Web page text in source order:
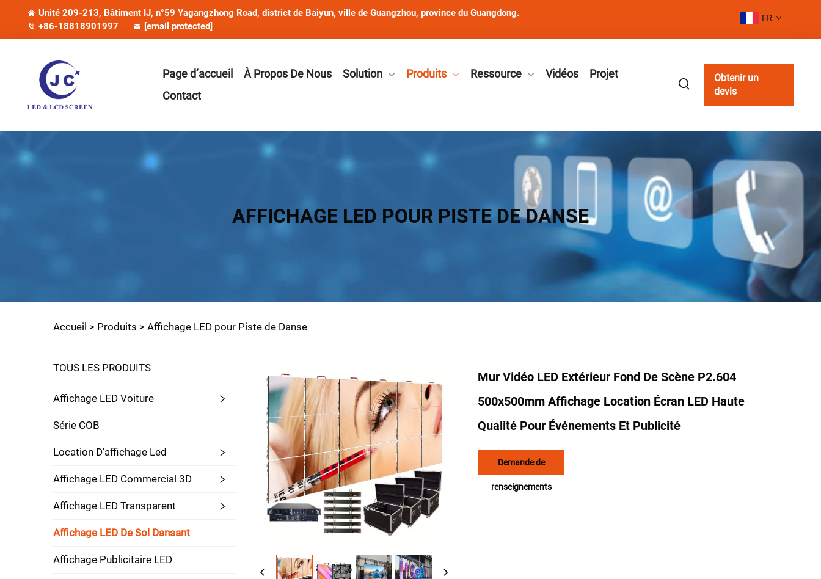
Unité 209-213, Bâtiment IJ, n°59 Yagangzhong Road, district de Baiyun, ville de Guangzhou, province du Guangdong.
+86-18818901997
[email protected]
FR
Page d’accueil À Propos De Nous Solution Produits Ressource Vidéos
Projet
Contact
Obtenir un
devis
AFFICHAGE LED POUR PISTE DE DANSE
Accueil > Produits > Affichage LED pour Piste de Danse
TOUS LES PRODUITS
Affichage LED Voiture
Série COB
Location D'affichage Led
Affichage LED Commercial 3D
Affichage LED Transparent
Affichage LED De Sol Dansant
Affichage Publicitaire LED
Mur Vidéo LED Extérieur Fond De Scène P2.604
500x500mm Affichage Location Écran LED Haute
Qualité Pour Événements Et Publicité
Demande de
renseignements